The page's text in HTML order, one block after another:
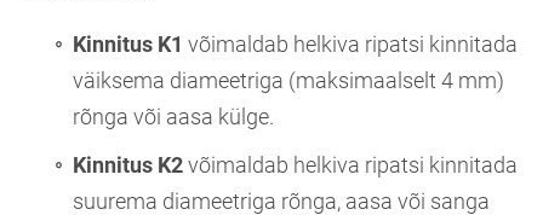
Kinnitus K1 võimaldab helkiva ripatsi kinnitada
väiksema diameetriga (maksimaalselt 4 mm)
rõnga või aasa külge.
Kinnitus K2võimaldab helkiva ripatsi kinnitada
suurema diameetriga rõnga, aasa või sanga